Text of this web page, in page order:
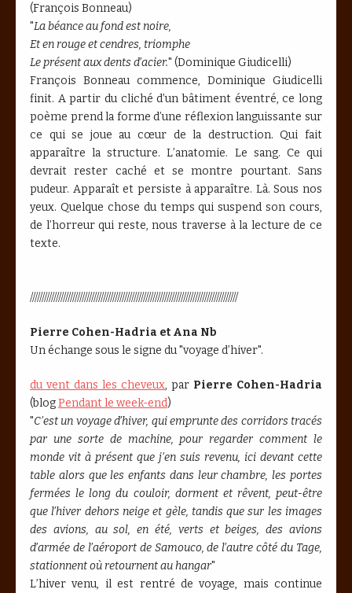
(François Bonneau)
"La béance au fond est noire,
Et en rouge et cendres, triomphe
Le présent aux dents d’acier." (Dominique Giudicelli)
François Bonneau commence, Dominique Giudicelli
finit. A partir du cliché d’un bâtiment éventré, ce long
poème prend la forme d’une réflexion languissante sur
ce qui se joue au cœur de la destruction. Qui fait
apparaître la structure. L’anatomie. Le sang. Ce qui
devrait rester caché et se montre pourtant. Sans
pudeur. Apparaît et persiste à apparaître. Là. Sous nos
yeux. Quelque chose du temps qui suspend son cours,
de l’horreur qui reste, nous traverse à la lecture de ce
texte.
////////////////////////////////////////////////////////////////////////////////////////
Pierre Cohen-Hadria et Ana Nb
Un échange sous le signe du "voyage d’hiver".
du vent dans les cheveux, par Pierre Cohen-Hadria
(blogPendant le week-end)
"C’est un voyage d’hiver, qui emprunte des corridors tracés
par une sorte de machine, pour regarder comment le
monde vit à présent que j’en suis revenu, ici devant cette
table alors que les enfants dans leur chambre, les portes
fermées le long du couloir, dorment et rêvent, peut-être
que l’hiver dehors neige et gèle, tandis que sur les images
des avions, au sol, en été, verts et beiges, des avions
d’armée de l’aéroport de Samouco, de l’autre côté du Tage,
stationnent où retournent au hangar"
L’hiver venu, il est rentré de voyage, mais continue